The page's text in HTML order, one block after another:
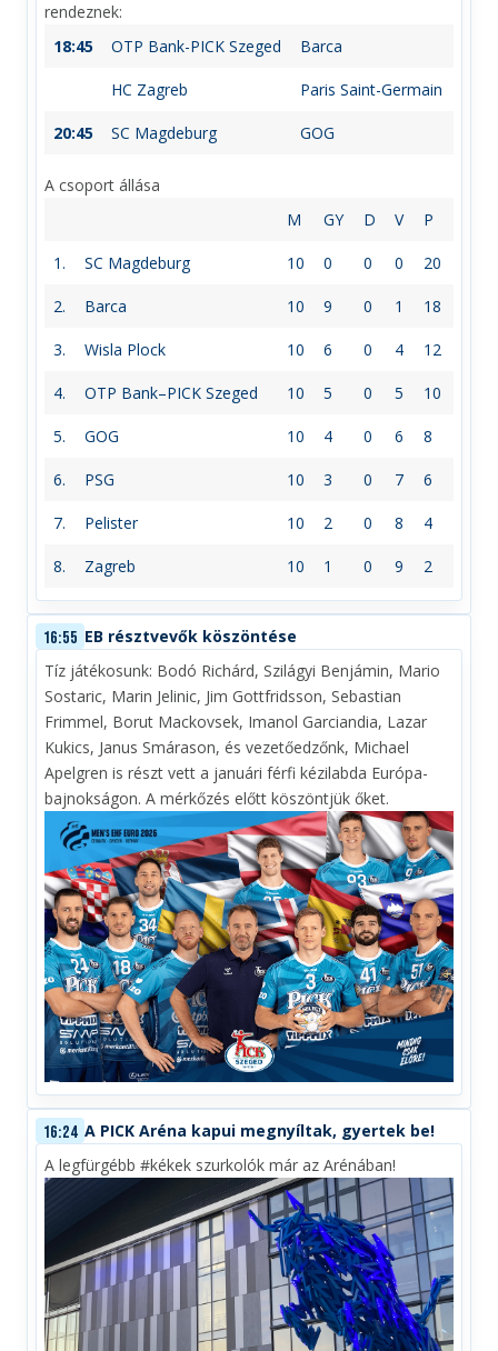
rendeznek:
18:45
OTP Bank-PICK Szeged Barca
HC Zagreb Paris Saint-Germain
20:45 SC Magdeburg GOG
A csoport állása
M
GY D V P
1. SC Magdeburg 10 0 0 0 20
2. Barca 10 9 0 1 18
3. Wisla Plock 10 6 0 4 12
4. OTP Bank–PICK Szeged 10 5 0 5 10
5. GOG 10 4 0 6 8
6. PSG 10 3 0 7 6
7. Pelister 10 2 0 8 4
8. Zagreb 10 1 0 9 2
16:55 EB résztvevők köszöntése
Tíz játékosunk: Bodó Richárd, Szilágyi Benjámin, Mario
Sostaric, Marin Jelinic, Jim Gottfridsson, Sebastian
Frimmel, Borut Mackovsek, Imanol Garciandia, Lazar
Kukics, Janus Smárason, és vezetőedzőnk, Michael
Apelgren is részt vett a januári férfi kézilabda Európa-
bajnokságon. A mérkőzés előtt köszöntjük őket.
16:24 A PICK Aréna kapui megnyíltak, gyertek be!
A legfürgébb #kékek szurkolók már az Arénában!